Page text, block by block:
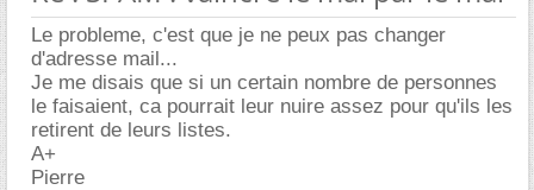
Le probleme, c'est que je ne peux pas changer
d'adresse mail...
Je me disais que si un certain nombre de personnes
le faisaient, ca pourrait leur nuire assez pour qu'ils les
retirent de leurs listes.
A+
Pierre